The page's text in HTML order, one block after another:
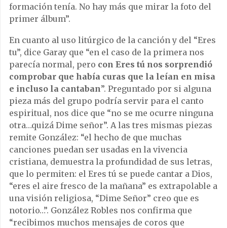
formación tenía. No hay más que mirar la foto del
primer álbum”.
En cuanto al uso litúrgico de la canción y del “Eres
tu”, dice Garay que “en el caso de la primera nos
parecía normal, pero con Eres tú nos sorprendió
comprobar que había curas que la leían en misa
e incluso la cantaban”. Preguntado por si alguna
pieza más del grupo podría servir para el canto
espiritual, nos dice que “no se me ocurre ninguna
otra…quizá Dime señor”. A las tres mismas piezas
remite González: “el hecho de que muchas
canciones puedan ser usadas en la vivencia
cristiana, demuestra la profundidad de sus letras,
que lo permiten: el Eres tú se puede cantar a Dios,
“eres el aire fresco de la mañana” es extrapolable a
una visión religiosa, “Dime Señor” creo que es
notorio…”. González Robles nos confirma que
“recibimos muchos mensajes de coros que